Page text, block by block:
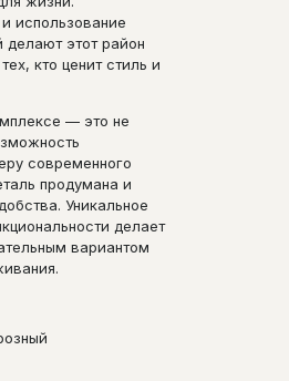
использование
делают этот район
кто ценит стиль и
— это не
современного
продумана и
Уникальное
делает
вариантом